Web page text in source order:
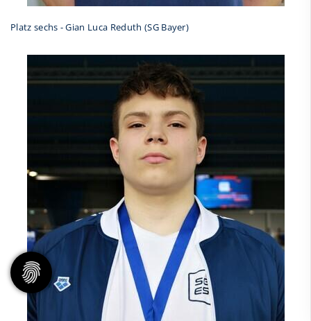
Platz sechs - Gian Luca Reduth (SG Bayer)